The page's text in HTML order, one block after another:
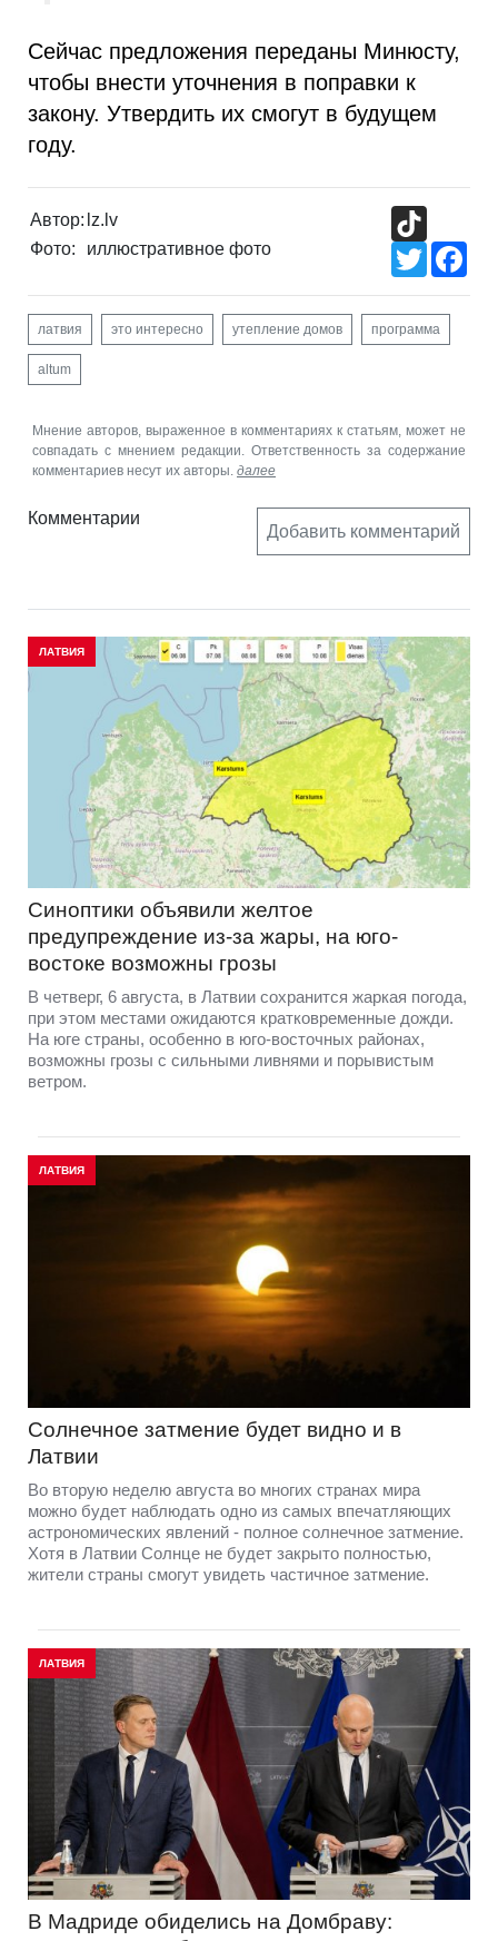
Сейчас предложения переданы Минюсту,
чтобы внести уточнения в поправки к
закону. Утвердить их смогут в будущем
году.
Автор: lz.lv
Фото:
иллюстративное фото
Twitter
латвия это интересно утепление домов программа
altum
Мнение авторов, выраженное в комментариях к статьям, может не
совпадать с мнением редакции. Ответственность за содержание
комментариев несут их авторы. далее
Комментарии
Добавить комментарий
ЛАТВИЯ
Синоптики объявили желтое
предупреждение из-за жары, на юго-
востоке возможны грозы
В четверг, 6 августа, в Латвии сохранится жаркая погода,
при этом местами ожидаются кратковременные дожди.
На юге страны, особенно в юго-восточных районах,
возможны грозы с сильными ливнями и порывистым
ветром.
ЛАТВИЯ
Солнечное затмение будет видно и в
Латвии
Во вторую неделю августа во многих странах мира
можно будет наблюдать одно из самых впечатляющих
астрономических явлений - полное солнечное затмение.
Хотя в Латвии Солнце не будет закрыто полностью,
жители страны смогут увидеть частичное затмение.
ЛАТВИЯ
В Мадриде обиделись на Домбраву: